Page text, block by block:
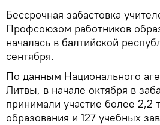
Бессрочная забастовка
Профсоюзом работников
началась в балтийской
сентября.
По данным Национального
Литвы, в начале октября в
принимали участие более 2,2
образования и 127 учебных